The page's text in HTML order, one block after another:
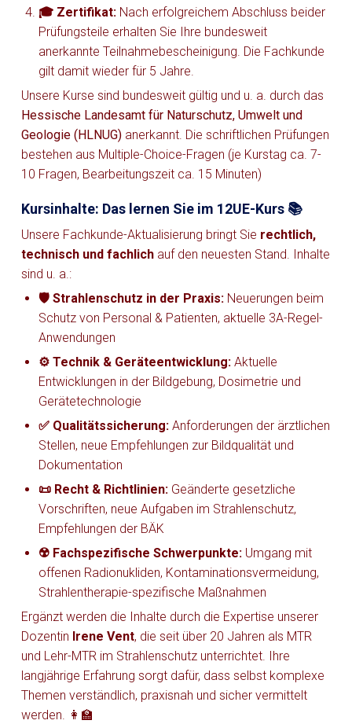
🎓 Zertifikat: Nach erfolgreichem Abschluss beider
Prüfungsteile erhalten Sie Ihre bundesweit
anerkannte Teilnahmebescheinigung. Die Fachkunde
gilt damit wieder für 5 Jahre.
Unsere Kurse sind bundesweit gültig und u. a. durch das
Hessische Landesamt für Naturschutz, Umwelt und
Geologie (HLNUG) anerkannt. Die schriftlichen Prüfungen
bestehen aus Multiple-Choice-Fragen (je Kurstag ca. 7-
10 Fragen, Bearbeitungszeit ca. 15 Minuten)
Kursinhalte: Das lernen Sie im 12UE-Kurs 📚
Unsere Fachkunde-Aktualisierung bringt Sie rechtlich,
technisch und fachlich auf den neuesten Stand. Inhalte
sind u. a.:
🛡️ Strahlenschutz in der Praxis: Neuerungen beim
Schutz von Personal & Patienten, aktuelle 3A-Regel-
Anwendungen
⚙️ Technik & Geräteentwicklung: Aktuelle
Entwicklungen in der Bildgebung, Dosimetrie und
Gerätetechnologie
✅ Qualitätssicherung: Anforderungen der ärztlichen
Stellen, neue Empfehlungen zur Bildqualität und
Dokumentation
📜 Recht & Richtlinien: Geänderte gesetzliche
Vorschriften, neue Aufgaben im Strahlenschutz,
Empfehlungen der BÄK
☢️ Fachspezifische Schwerpunkte: Umgang mit
offenen Radionukliden, Kontaminationsvermeidung,
Strahlentherapie-spezifische Maßnahmen
Ergänzt werden die Inhalte durch die Expertise unserer
Dozentin Irene Vent, die seit über 20 Jahren als MTR
und Lehr-MTR im Strahlenschutz unterrichtet. Ihre
langjährige Erfahrung sorgt dafür, dass selbst komplexe
Themen verständlich, praxisnah und sicher vermittelt
werden. 👩‍🏫